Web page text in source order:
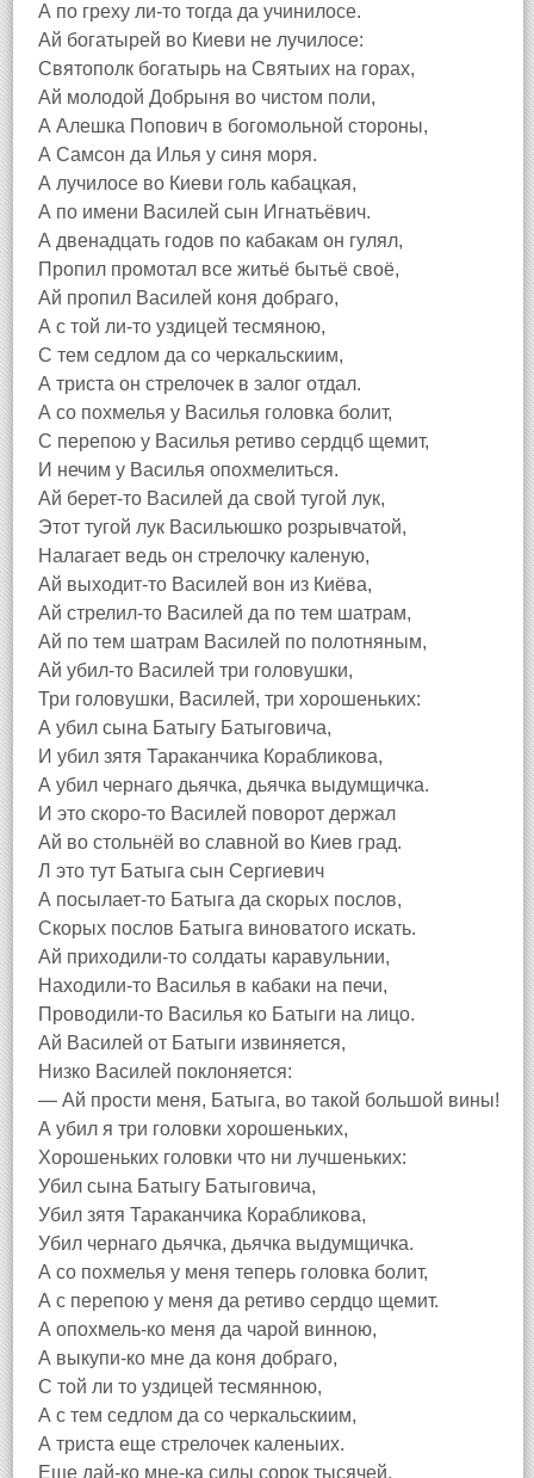
А по греху ли-то тогда да учинилосе.
Ай богатырей во Киеви не лучилосе:
Святополк богатырь на Святыих на горах,
Ай молодой Добрыня во чистом поли,
А Алешка Попович в богомольной стороны,
А Самсон да Илья у синя моря.
А лучилосе во Киеви голь кабацкая,
А по имени Василей сын Игнатьёвич.
А двенадцать годов по кабакам он гулял,
Пропил промотал все житьё бытьё своё,
Ай пропил Василей коня добраго,
А с той ли-то уздицей тесмяною,
С тем седлом да со черкальскиим,
А триста он стрелочек в залог отдал.
А со похмелья у Василья головка болит,
С перепою у Василья ретиво сердцб щемит,
И нечим у Василья опохмелиться.
Ай берет-то Василей да свой тугой лук,
Этот тугой лук Васильюшко розрывчатой,
Налагает ведь он стрелочку каленую,
Ай выходит-то Василей вон из Киёва,
Ай стрелил-то Василей да по тем шатрам,
Ай по тем шатрам Василей по полотняным,
Ай убил-то Василей три головушки,
Три головушки, Василей, три хорошеньких:
А убил сына Батыгу Батыговича,
И убил зятя Тараканчика Корабликова,
А убил чернаго дьячка, дьячка выдумщичка.
И это скоро-то Василей поворот держал
Ай во стольнёй во славной во Киев град.
Л это тут Батыга сын Сергиевич
А посылает-то Батыга да скорых послов,
Скорых послов Батыга виноватого искать.
Ай приходили-то солдаты каравульнии,
Находили-то Василья в кабаки на печи,
Проводили-то Василья ко Батыги на лицо.
Ай Василей от Батыги извиняется,
Низко Василей поклоняется:
— Ай прости меня, Батыга, во такой большой вины!
А убил я три головки хорошеньких,
Хорошеньких головки что ни лучшеньких:
Убил сына Батыгу Батыговича,
Убил зятя Тараканчика Корабликова,
Убил чернаго дьячка, дьячка выдумщичка.
А со похмелья у меня теперь головка болит,
А с перепою у меня да ретиво сердцо щемит.
А опохмель-ко меня да чарой винною,
А выкупи-ко мне да коня добраго,
С той ли то уздицей тесмянною,
А с тем седлом да со черкальскиим,
А триста еще стрелочек каленыих.
Еще дай-ко мне-ка силы сорок тысячей,